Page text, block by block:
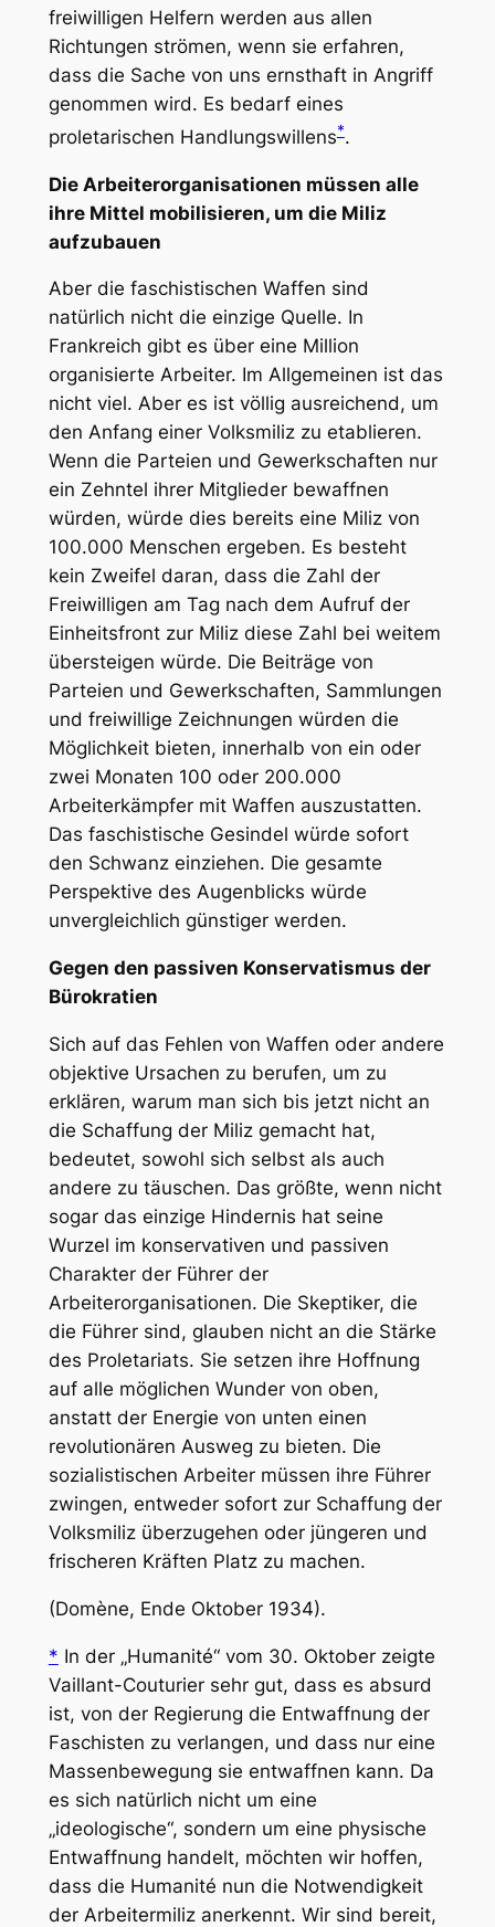
freiwilligen Helfern werden aus allen
Richtungen strömen, wenn sie erfahren,
dass die Sache von uns ernsthaft in Angriff
genommen wird. Es bedarf eines
proletarischen Handlungswillens*.
Die Arbeiterorganisationen müssen alle
ihre Mittel mobilisieren, um die Miliz
aufzubauen
Aber die faschistischen Waffen sind
natürlich nicht die einzige Quelle. In
Frankreich gibt es über eine Million
organisierte Arbeiter. Im Allgemeinen ist das
nicht viel. Aber es ist völlig ausreichend, um
den Anfang einer Volksmiliz zu etablieren.
Wenn die Parteien und Gewerkschaften nur
ein Zehntel ihrer Mitglieder bewaffnen
würden, würde dies bereits eine Miliz von
100.000 Menschen ergeben. Es besteht
kein Zweifel daran, dass die Zahl der
Freiwilligen am Tag nach dem Aufruf der
Einheitsfront zur Miliz diese Zahl bei weitem
übersteigen würde. Die Beiträge von
Parteien und Gewerkschaften, Sammlungen
und freiwillige Zeichnungen würden die
Möglichkeit bieten, innerhalb von ein oder
zwei Monaten 100 oder 200.000
Arbeiterkämpfer mit Waffen auszustatten.
Das faschistische Gesindel würde sofort
den Schwanz einziehen. Die gesamte
Perspektive des Augenblicks würde
unvergleichlich günstiger werden.
Gegen den passiven Konservatismus der
Bürokratien
Sich auf das Fehlen von Waffen oder andere
objektive Ursachen zu berufen, um zu
erklären, warum man sich bis jetzt nicht an
die Schaffung der Miliz gemacht hat,
bedeutet, sowohl sich selbst als auch
andere zu täuschen. Das größte, wenn nicht
sogar das einzige Hindernis hat seine
Wurzel im konservativen und passiven
Charakter der Führer der
Arbeiterorganisationen. Die Skeptiker, die
die Führer sind, glauben nicht an die Stärke
des Proletariats. Sie setzen ihre Hoffnung
auf alle möglichen Wunder von oben,
anstatt der Energie von unten einen
revolutionären Ausweg zu bieten. Die
sozialistischen Arbeiter müssen ihre Führer
zwingen, entweder sofort zur Schaffung der
Volksmiliz überzugehen oder jüngeren und
frischeren Kräften Platz zu machen.
(Domène, Ende Oktober 1934).
* In der „Humanité“ vom 30. Oktober zeigte
Vaillant-Couturier sehr gut, dass es absurd
ist, von der Regierung die Entwaffnung der
Faschisten zu verlangen, und dass nur eine
Massenbewegung sie entwaffnen kann. Da
es sich natürlich nicht um eine
„ideologische“, sondern um eine physische
Entwaffnung handelt, möchten wir hoffen,
dass die Humanité nun die Notwendigkeit
der Arbeitermiliz anerkennt. Wir sind bereit,